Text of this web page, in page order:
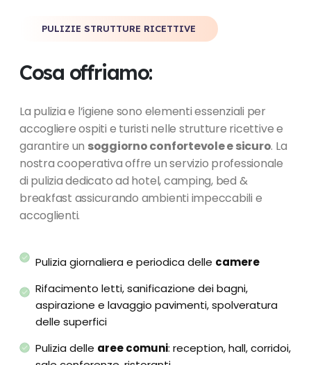
PULIZIE STRUTTURE RICETTIVE
Cosa offriamo:
La pulizia e l’igiene sono elementi essenziali per
accogliere ospiti e turisti nelle strutture ricettive e
garantire un soggiorno confortevole e sicuro. La
nostra cooperativa offre un servizio professionale
di pulizia dedicato ad hotel, camping, bed &
breakfast assicurando ambienti impeccabili e
accoglienti.
Pulizia giornaliera e periodica delle camere
Rifacimento letti, sanificazione dei bagni,
aspirazione e lavaggio pavimenti, spolveratura
delle superfici
Pulizia delle aree comuni: reception, hall, corridoi,